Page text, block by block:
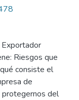
Riesgos que
consiste el
de
protegernos del